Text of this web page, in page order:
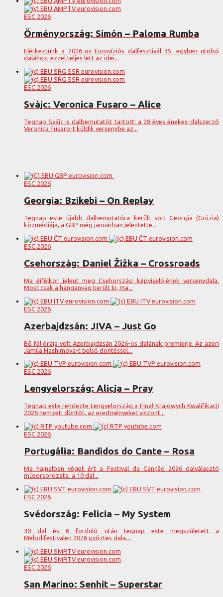
ESC 2026
Örményország: Simón – Paloma Rumba
Elérkeztünk a 2026-os Eurovíziós dalfesztivál 35. egyben utolsó
dalához, ezzel teljes lett az idei...
ESC 2026
Svájc: Veronica Fusaro – Alice
Tegnap Svájc is dalbemutatót tartott: a 28 éves énekes-dalszerző
Veronica Fusaro-t küldik versenybe az...
ESC 2026
Georgia: Bzikebi – On Replay
Tegnap este újabb dalbemutatóra került sor: Georgia (Grúzia)
közmédiája, a GBP még januárban jelentette...
ESC 2026
Csehország: Daniel Žižka – Crossroads
Ma éjfélkor jelent meg Csehország képviselőjének versenydala.
Most csak a hanganyag került ki, ma...
ESC 2026
Azerbajdzsán: JIVA – Just Go
Bő fél órája volt Azerbajdzsán 2026-os dalának premierje. Az azeri
Jamila Hashimova-t belső döntéssel...
ESC 2026
Lengyelország: Alicja – Pray
Tegnap este rendezte Lengyelország a Finał Krajowych Kwalifikacji
2026 nemzeti döntőt, az eredményeket viszont...
ESC 2026
Portugália: Bandidos do Cante – Rosa
Ma hajnalban véget ért a Festival da Canção 2026 dalválasztó
műsorsorozata. a 10 dal...
ESC 2026
Svédország: Felicia – My System
30 dal és 6 forduló után tegnap este megszületett a
Melodifestivalen 2026 győztes dala....
ESC 2026
San Marino: Senhit – Superstar